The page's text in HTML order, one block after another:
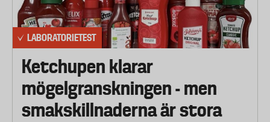
LABORATORIETEST
Ketchupen klarar
mögelgranskningen - men
smakskillnaderna är stora